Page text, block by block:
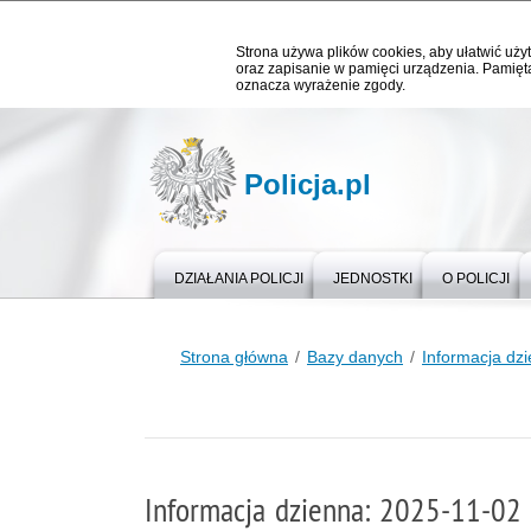
Strona używa plików cookies, aby ułatwić
oraz zapisanie w pamięci urządzenia.
oznacza wyrażenie zgody.
Policja.pl
DZIAŁANIA POLICJI JEDNOSTKI O POLICJI
Strona główna Bazy danych Informacja
Informacja dzienna: 2025-11-02